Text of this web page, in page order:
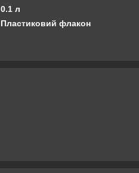
0.1 л
Пластиковий флакон